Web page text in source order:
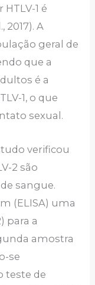
1 é
2017). A
geral de
que a
é a
1, o que
sexual.
verificou
2 são
sangue.
(ELISA) uma
para a
amostra
se
teste de